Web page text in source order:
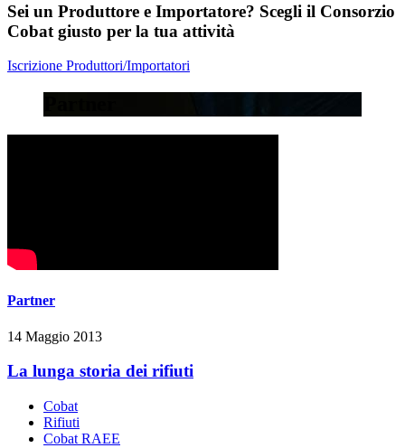
Sei un Produttore e Importatore? Scegli il Consorzio
Cobat giusto per la tua attività
Iscrizione Produttori/Importatori
Partner
14 Maggio 2013
La lunga storia dei rifiuti
Cobat
Rifiuti
Cobat RAEE